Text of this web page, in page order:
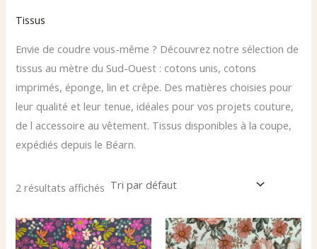
Tissus
Envie de coudre vous-même ? Découvrez notre sélection de
tissus au mètre du Sud-Ouest : cotons unis, cotons
imprimés, éponge, lin et crêpe. Des matières choisies pour
leur qualité et leur tenue, idéales pour vos projets couture,
de l accessoire au vêtement. Tissus disponibles à la coupe,
expédiés depuis le Béarn.
2 résultats affichés